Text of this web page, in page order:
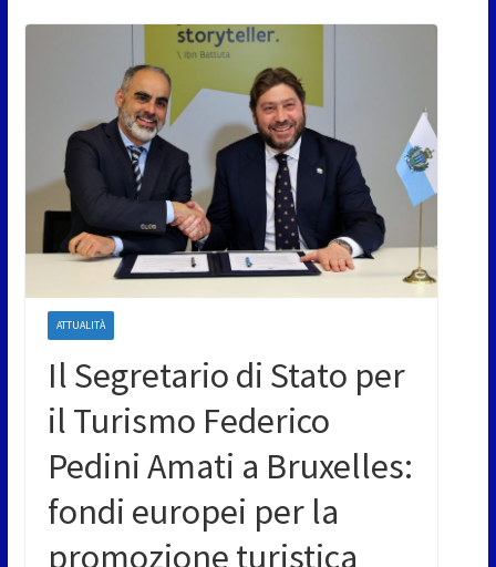
ATTUALITÀ
Il Segretario di Stato per
il Turismo Federico
Pedini Amati a Bruxelles:
fondi europei per la
promozione turistica